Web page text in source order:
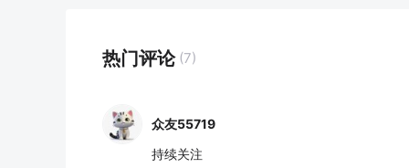
热门评论 (7)
众友55719
持续关注